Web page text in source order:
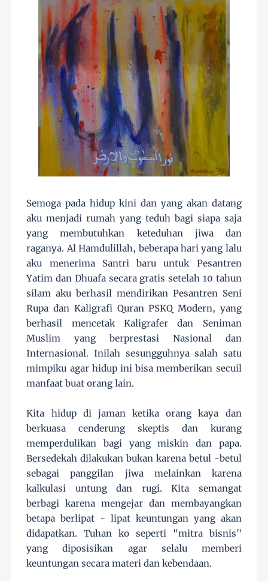
Semoga pada hidup kini dan yang akan datang
aku menjadi rumah yang teduh bagi siapa saja
yang membutuhkan keteduhan jiwa dan
raganya. Al Hamdulillah, beberapa hari yang lalu
aku menerima Santri baru untuk Pesantren
Yatim dan Dhuafa secara gratis setelah 10 tahun
silam aku berhasil mendirikan Pesantren Seni
Rupa dan Kaligrafi Quran PSKQ Modern, yang
berhasil mencetak Kaligrafer dan Seniman
Muslim yang berprestasi Nasional dan
Internasional. Inilah sesungguhnya salah satu
mimpiku agar hidup ini bisa memberikan secuil
manfaat buat orang lain.
Kita hidup di jaman ketika orang kaya dan
berkuasa cenderung skeptis dan kurang
memperdulikan bagi yang miskin dan papa.
Bersedekah dilakukan bukan karena betul -betul
sebagai panggilan jiwa melainkan karena
kalkulasi untung dan rugi. Kita semangat
berbagi karena mengejar dan membayangkan
betapa berlipat - lipat keuntungan yang akan
didapatkan. Tuhan ko seperti "mitra bisnis"
yang diposisikan agar selalu memberi
keuntungan secara materi dan kebendaan.